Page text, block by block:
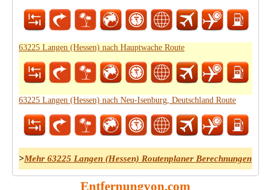
63225 Langen (Hessen) nach Hauptwache Route
63225 Langen (Hessen) nach Neu-Isenburg, Deutschland Route
>Mehr 63225 Langen (Hessen) Routenplaner Berechnungen
Entfernungvon.com